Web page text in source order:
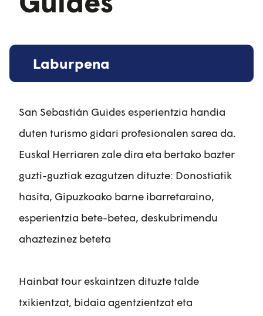
Laburpena
San Sebastián Guides esperientzia handia
duten turismo gidari profesionalen sarea da.
Euskal Herriaren zale dira eta bertako bazter
guzti-guztiak ezagutzen dituzte: Donostiatik
hasita, Gipuzkoako barne ibarretaraino,
esperientzia bete-betea, deskubrimendu
ahaztezinez beteta
Hainbat tour eskaintzen dituzte talde
txikientzat, bidaia agentzientzat eta